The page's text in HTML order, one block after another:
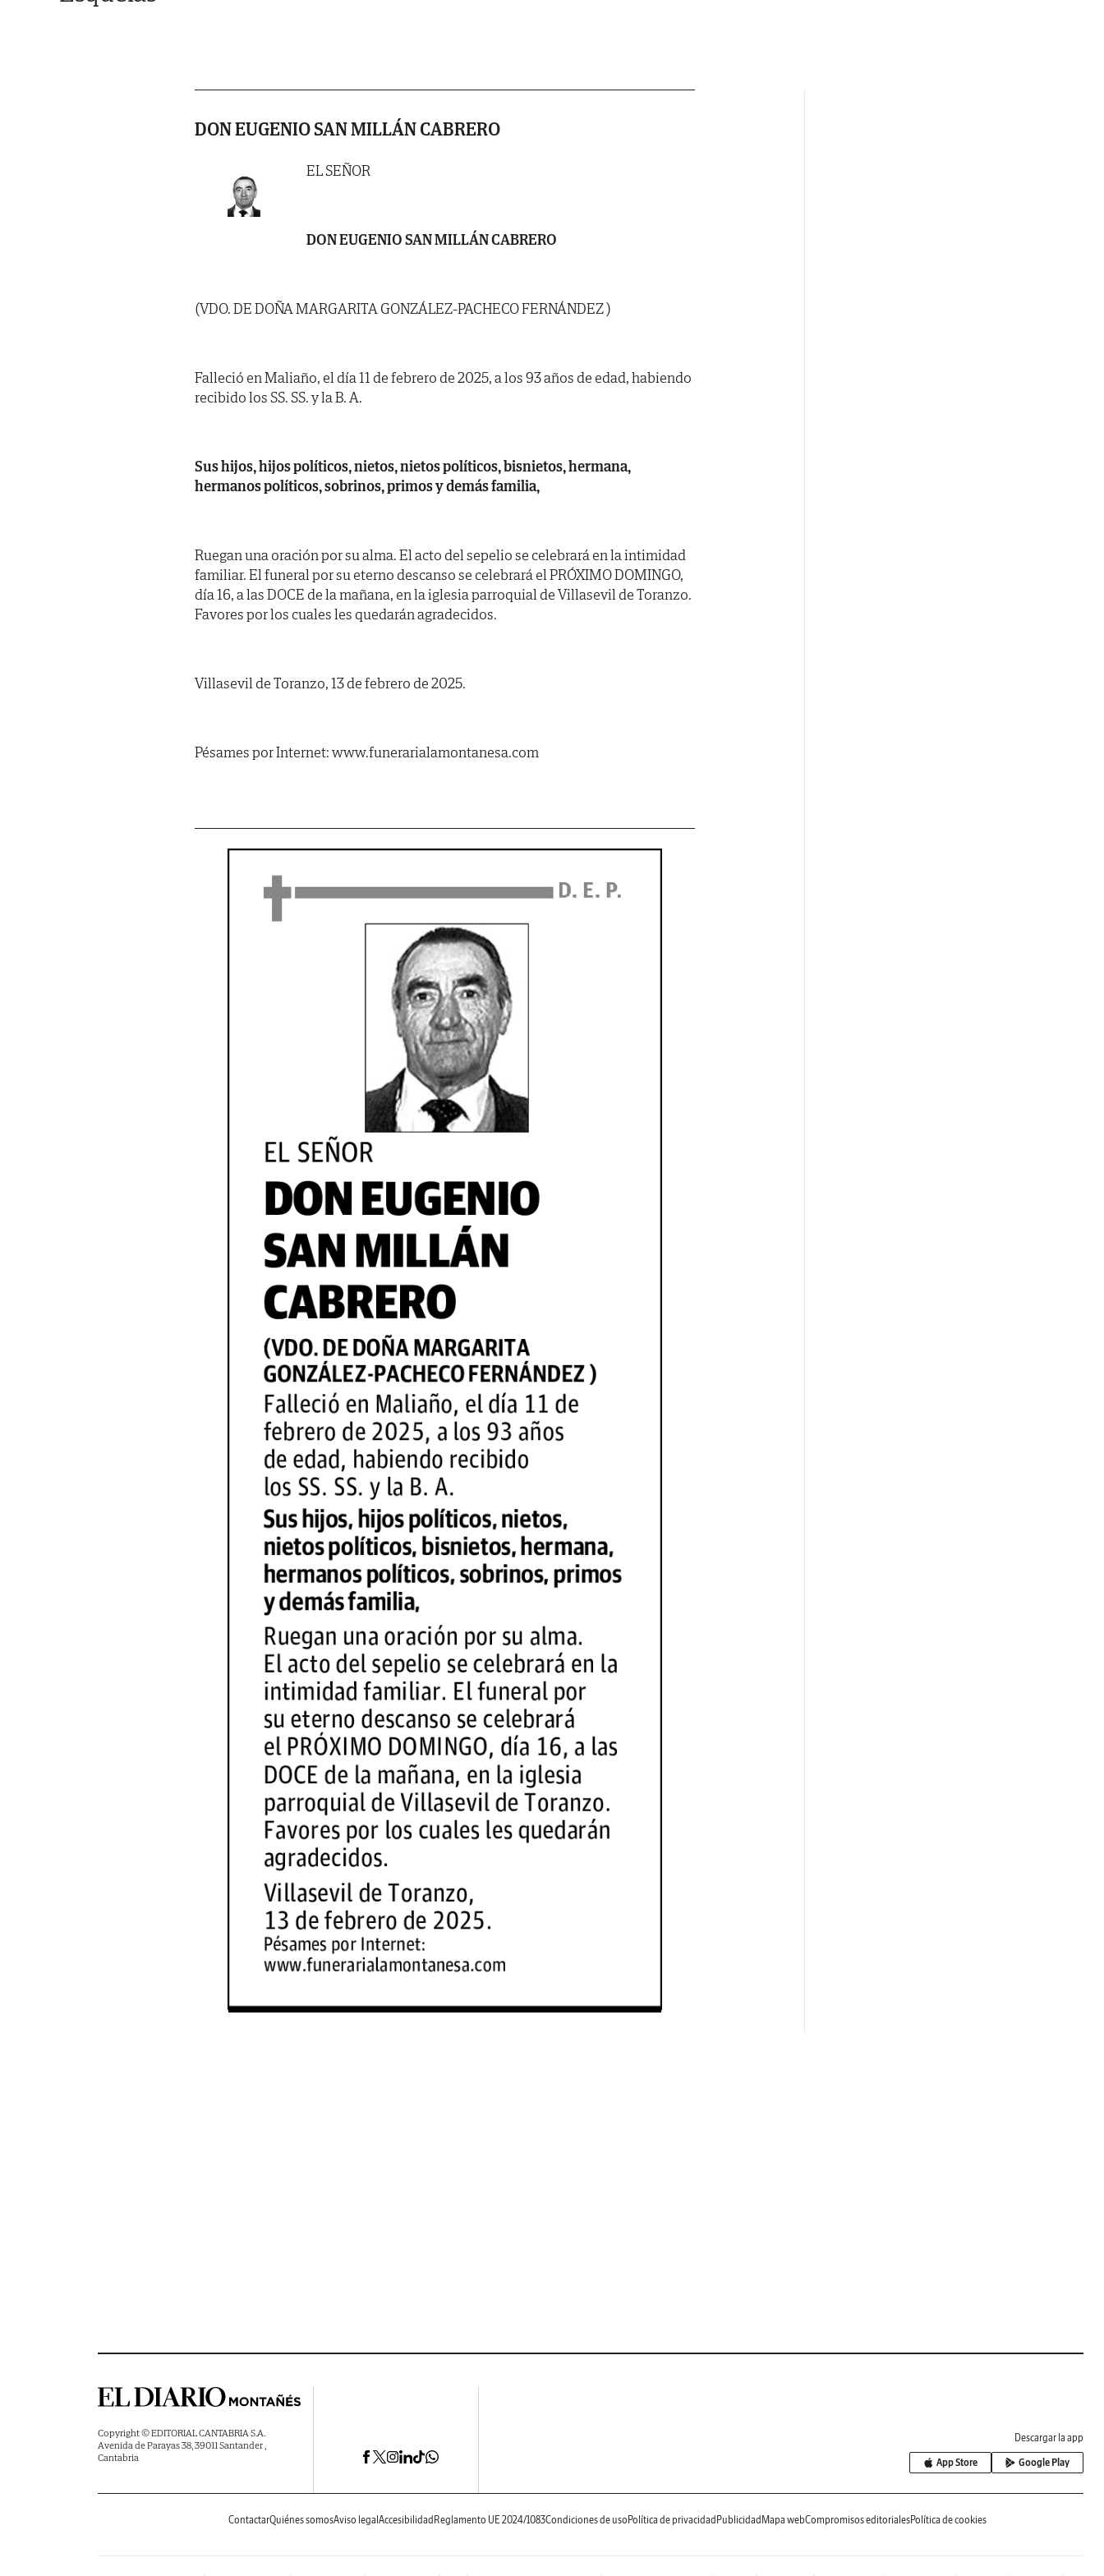
DON EUGENIO SAN MILLÁN CABRERO
EL SEÑOR
DON EUGENIO SAN MILLÁN CABRERO
(VDO. DE DOÑA MARGARITA GONZÁLEZ-PACHECO FERNÁNDEZ )
Falleció en Maliaño, el día 11 de febrero de 2025, a los 93 años de edad, habiendo
recibido los SS. SS. y la B. A.
Sus hijos, hijos políticos, nietos, nietos políticos, bisnietos, hermana,
hermanos políticos, sobrinos, primos y demás familia,
Ruegan una oración por su alma. El acto del sepelio se celebrará en la intimidad
familiar. El funeral por su eterno descanso se celebrará el PRÓXIMO DOMINGO,
día 16, a las DOCE de la mañana, en la iglesia parroquial de Villasevil de Toranzo.
Favores por los cuales les quedarán agradecidos.
Villasevil de Toranzo, 13 de febrero de 2025.
Pésames por Internet: www.funerarialamontanesa.com
Copyright © EDITORIAL CANTABRIA S.A.
Avenida de Parayas 38, 39011 Santander ,
Cantabria
Descargar la app
App Store Google Play
ContactarQuiénes somosAviso legal Accesibilidad Reglamento UE 2024/1083Condiciones de uso Política de privacidad Publicidad Mapa webCompromisos editorialesPolítica de cookies